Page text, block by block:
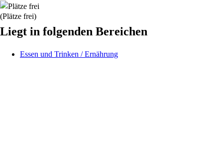
(Plätze frei)
Liegt in folgenden Bereichen
Essen und Trinken / Ernährung